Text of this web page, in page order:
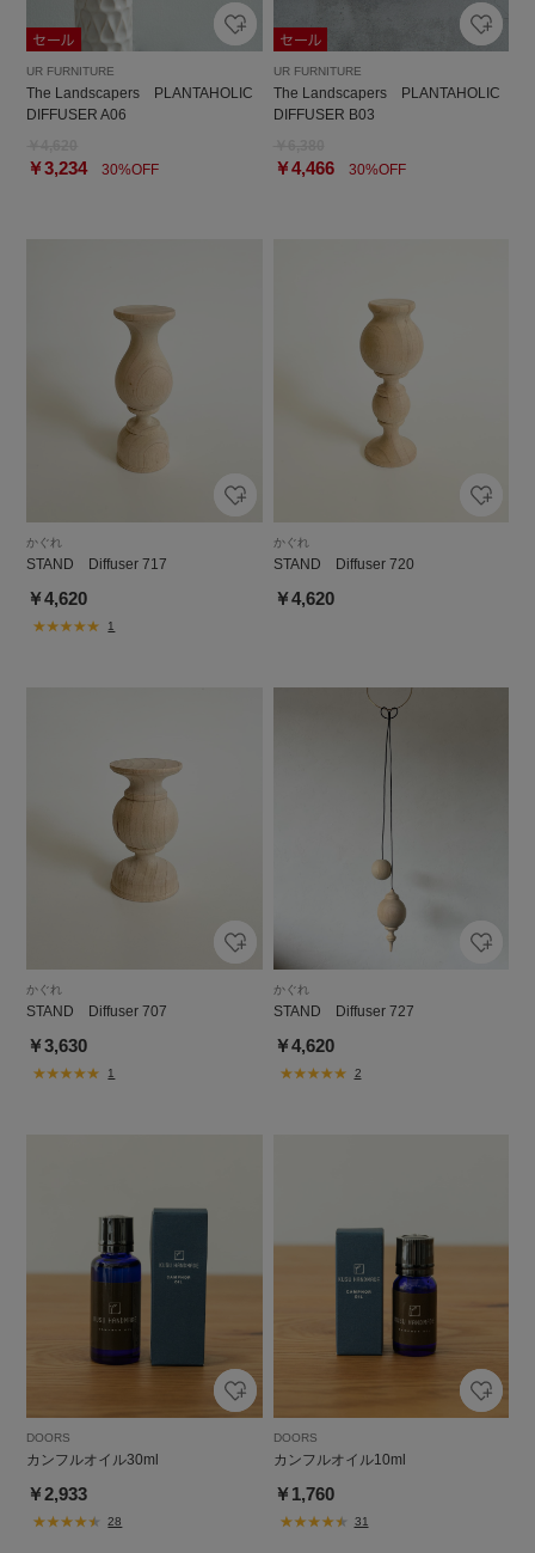
UR FURNITURE
The Landscapers PLANTAHOLIC
DIFFUSER A06
￥3,23430%OFF
UR FURNITURE
The Landscapers PLANTAHOLIC
DIFFUSER B03
￥4,46630%OFF
かぐれ
STAND Diffuser 717
￥4,620
1
かぐれ
STAND Diffuser 720
￥4,620
かぐれ
STAND Diffuser 707
￥3,630
1
かぐれ
STAND Diffuser 727
￥4,620
2
DOORS
カンフルオイル30ml
￥2,933
28
DOORS
カンフルオイル10ml
￥1,760
31